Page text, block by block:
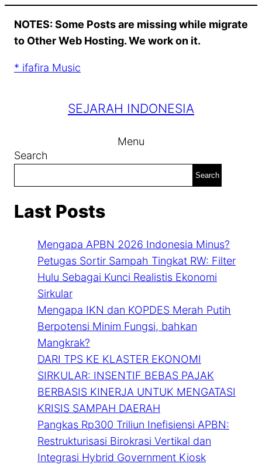
content
NOTES: Some Posts are missing while migrate
to Other Web Hosting. We work on it.
* ifafira Music
SEJARAH INDONESIA
Menu
Search
Search
Last Posts
Mengapa APBN 2026 Indonesia Minus?
Petugas Sortir Sampah Tingkat RW: Filter
Hulu Sebagai Kunci Realistis Ekonomi
Sirkular
Mengapa IKN dan KOPDES Merah Putih
Berpotensi Minim Fungsi, bahkan
Mangkrak?
DARI TPS KE KLASTER EKONOMI
SIRKULAR: INSENTIF BEBAS PAJAK
BERBASIS KINERJA UNTUK MENGATASI
KRISIS SAMPAH DAERAH
Pangkas Rp300 Triliun Inefisiensi APBN:
Restrukturisasi Birokrasi Vertikal dan
Integrasi Hybrid Government Kiosk